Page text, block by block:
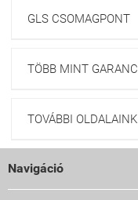
GLS CSOMAGPONT
TÖBB MINT
TOVÁBBI OLDALAINK
Navigáció